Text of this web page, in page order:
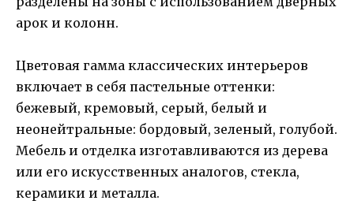
арок и колонн.
Цветовая гамма классических интерьеров
включает в себя пастельные оттенки:
бежевый, кремовый, серый, белый и
неонейтральные: бордовый, зеленый, голубой.
Мебель и отделка изготавливаются из дерева
или его искусственных аналогов, стекла,
керамики и металла.